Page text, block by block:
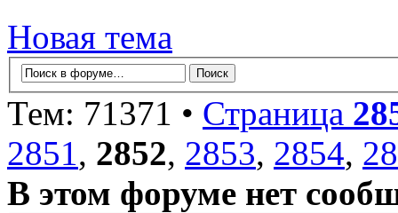
Новая тема
Тем: 71371 • Страница
2851, 2852, 2853, 2854,
В этом форуме нет